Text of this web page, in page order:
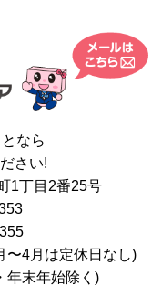
なら
さい!
1丁目2番25号
〜4月は定休日なし)
年末年始除く)